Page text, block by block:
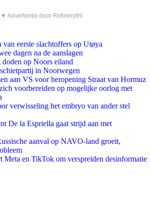
▼ Advertentie door Refinery89
van eerste slachtoffers op Utøya
dagen na de aanslagen
doden op Noors eiland
in Noorwegen
aan VS voor heropening Straat van Hormuz
voorbereiden op mogelijke oorlog met
verwisseling het embryo van ander stel
De la Espriella gaat strijd aan met
aanval op NAVO-land groeit,
Meta en TikTok om verspreiden desinformatie